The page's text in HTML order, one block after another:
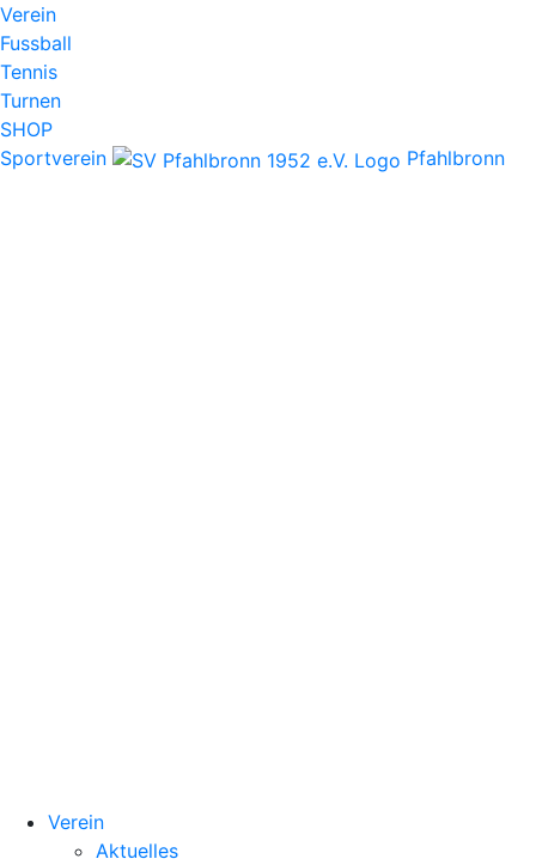
Verein
Fussball
Tennis
Turnen
SHOP
Sportverein
Pfahlbronn
Verein
Aktuelles